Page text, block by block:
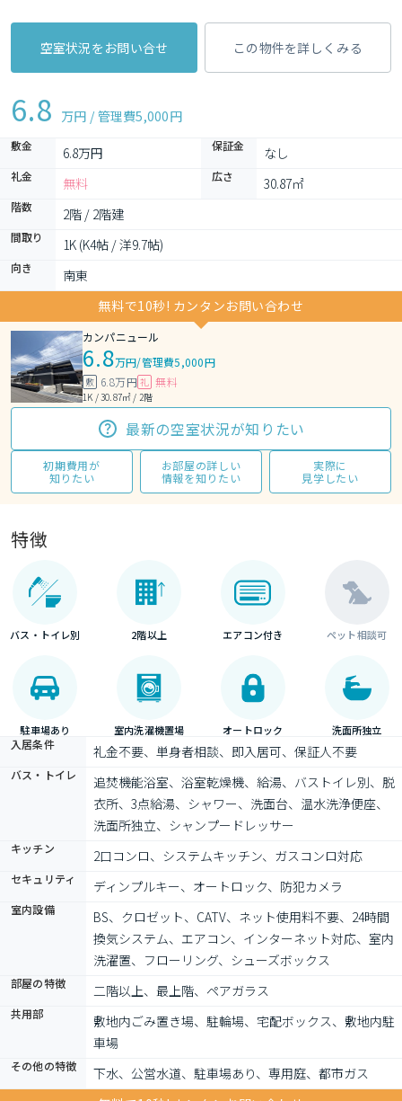
空室状況をお問い合せ この物件を詳しくみる
6.8 万円 / 管理費5,000円
敷金 6.8万円 保証金 なし
礼金 無料 広さ 30.87㎡
階数 2階 / 2階建
間取り 1K (K4帖 / 洋9.7帖)
向き
南東
無料で10秒! カンタンお問い合わせ
カンパニュール
6.8万円/管理費5,000円
敷 6.8万円 礼 無料
1K / 30.87㎡ / 2階
最新の空室状況が知りたい
初期費用が
知りたい
お部屋の詳しい
情報を知りたい
実際に
見学したい
特徴
バス・トイレ別 2階以上 エアコン付き ペット相談可
駐車場あり 室内洗濯機置場 オートロック 洗面所独立
入居条件 礼金不要、単身者相談、即入居可、保証人不要
バス・トイレ
追焚機能浴室、浴室乾燥機、給湯、バストイレ別、脱
衣所、3点給湯、シャワー、洗面台、温水洗浄便座、
洗面所独立、シャンプードレッサー
キッチン 2口コンロ、システムキッチン、ガスコンロ対応
セキュリティ ディンプルキー、オートロック、防犯カメラ
室内設備
BS、クロゼット、CATV、ネット使用料不要、24時間
換気システム、エアコン、インターネット対応、室内
洗濯置、フローリング、シューズボックス
部屋の特徴 二階以上、最上階、ペアガラス
共用部
敷地内ごみ置き場、駐輪場、宅配ボックス、敷地内駐
車場
その他の特徴
下水、公営水道、駐車場あり、専用庭、都市ガス